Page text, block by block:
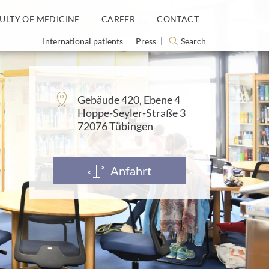
OF MEDICINE CAREER CONTACT
International patients Press Search
Address:
Gebäude 420, Ebene 4
Hoppe-Seyler-Straße 3
72076 Tübingen
Anfahrt
OF MEDICINE CAREER CONTACT
International patients Press Search